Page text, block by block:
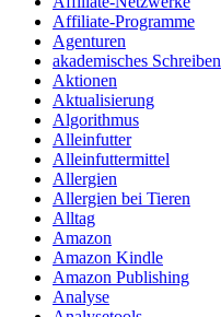
Affiliate-Programme
Agenturen
akademisches Schreiben
Aktionen
Aktualisierung
Algorithmus
Alleinfutter
Alleinfuttermittel
Allergien
Allergien bei Tieren
Alltag
Amazon
Amazon Kindle
Amazon Publishing
Analyse